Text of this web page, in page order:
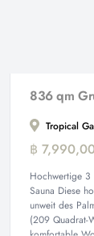
Tropical
฿
Hochwertige 3
Sauna Diese
unweit des
(209 Quadrat-